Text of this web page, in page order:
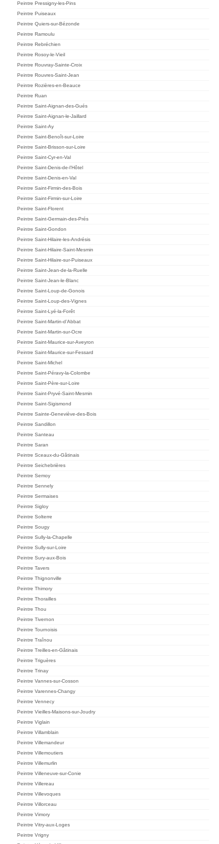
Peintre Pressigny-les-Pins
Peintre Puiseaux
Peintre Quiers-sur-Bézonde
Peintre Ramoulu
Peintre Rebréchien
Peintre Rosoy-le-Vieil
Peintre Rouvray-Sainte-Croix
Peintre Rouvres-Saint-Jean
Peintre Rozières-en-Beauce
Peintre Ruan
Peintre Saint-Aignan-des-Gués
Peintre Saint-Aignan-le-Jaillard
Peintre Saint-Ay
Peintre Saint-Benoît-sur-Loire
Peintre Saint-Brisson-sur-Loire
Peintre Saint-Cyr-en-Val
Peintre Saint-Denis-de-l’Hôtel
Peintre Saint-Denis-en-Val
Peintre Saint-Firmin-des-Bois
Peintre Saint-Firmin-sur-Loire
Peintre Saint-Florent
Peintre Saint-Germain-des-Prés
Peintre Saint-Gondon
Peintre Saint-Hilaire-les-Andrésis
Peintre Saint-Hilaire-Saint-Mesmin
Peintre Saint-Hilaire-sur-Puiseaux
Peintre Saint-Jean-de-la-Ruelle
Peintre Saint-Jean-le-Blanc
Peintre Saint-Loup-de-Gonois
Peintre Saint-Loup-des-Vignes
Peintre Saint-Lyé-la-Forêt
Peintre Saint-Martin-d’Abbat
Peintre Saint-Martin-sur-Ocre
Peintre Saint-Maurice-sur-Aveyron
Peintre Saint-Maurice-sur-Fessard
Peintre Saint-Michel
Peintre Saint-Péravy-la-Colombe
Peintre Saint-Père-sur-Loire
Peintre Saint-Pryvé-Saint-Mesmin
Peintre Saint-Sigismond
Peintre Sainte-Geneviève-des-Bois
Peintre Sandillon
Peintre Santeau
Peintre Saran
Peintre Sceaux-du-Gâtinais
Peintre Seichebrières
Peintre Semoy
Peintre Sennely
Peintre Sermaises
Peintre Sigloy
Peintre Solterre
Peintre Sougy
Peintre Sully-la-Chapelle
Peintre Sully-sur-Loire
Peintre Sury-aux-Bois
Peintre Tavers
Peintre Thignonville
Peintre Thimory
Peintre Thorailles
Peintre Thou
Peintre Tivernon
Peintre Tournoisis
Peintre Traînou
Peintre Treilles-en-Gâtinais
Peintre Triguères
Peintre Trinay
Peintre Vannes-sur-Cosson
Peintre Varennes-Changy
Peintre Vennecy
Peintre Vieilles-Maisons-sur-Joudry
Peintre Viglain
Peintre Villamblain
Peintre Villemandeur
Peintre Villemoutiers
Peintre Villemurlin
Peintre Villeneuve-sur-Conie
Peintre Villereau
Peintre Villevoques
Peintre Villorceau
Peintre Vimory
Peintre Vitry-aux-Loges
Peintre Vrigny